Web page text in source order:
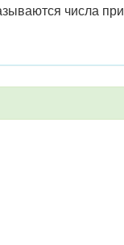
числа при